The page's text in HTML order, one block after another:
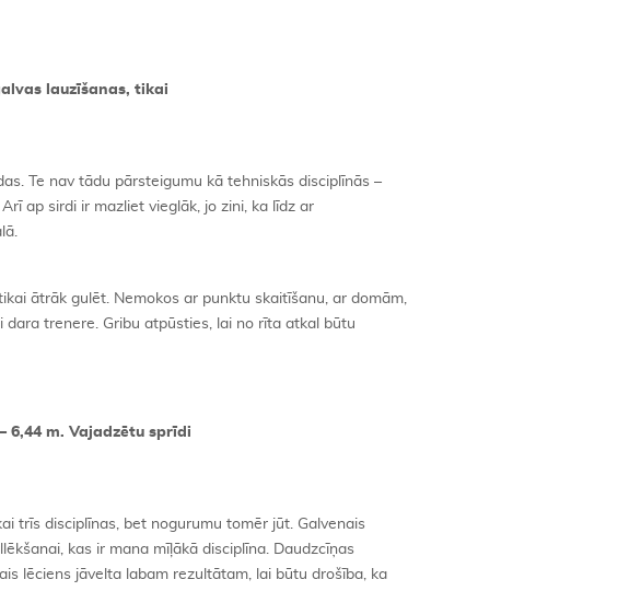
lauzīšanas, tikai
Te nav tādu pārsteigumu kā tehniskās disciplīnās –
ap sirdi ir mazliet vieglāk, jo zini, ka līdz ar
ātrāk gulēt. Nemokos ar punktu skaitīšanu, ar domām,
dara trenere. Gribu atpūsties, lai no rīta atkal būtu
6,44 m. Vajadzētu sprīdi
trīs disciplīnas, bet nogurumu tomēr jūt. Galvenais
kas ir mana mīļākā disciplīna. Daudzcīņas
lēciens jāvelta labam rezultātam, lai būtu drošība, ka